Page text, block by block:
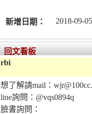
新增日期： 2018-09-
回文看板
rbi
想了解請mail：
line詢問：@vqs0894q
臉書詢問：